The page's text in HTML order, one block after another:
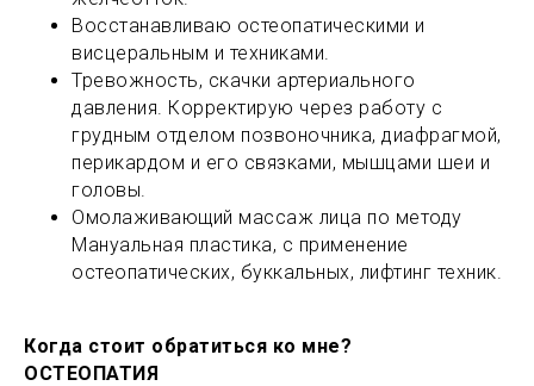
Восстанавливаю остеопатическими и
висцеральным и техниками.
Тревожность, скачки артериального
давления. Корректирую через работу с
грудным отделом позвоночника, диафрагмой,
перикардом и его связками, мышцами шеи и
головы.
Омолаживающий массаж лица по методу
Мануальная пластика, с применение
остеопатических, буккальных, лифтинг техник.
Когда стоит обратиться ко мне?
ОСТЕОПАТИЯ